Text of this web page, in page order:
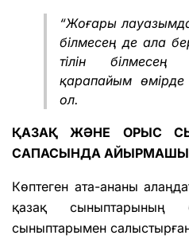
“Жоғары
білмесең де ала
тілін
қарапайым
ол.
ҚАЗАҚ ЖӘНЕ ОРЫС
САПАСЫНДА
Көптеген ата-ананы
қазақ сыныптарының
сыныптарымен